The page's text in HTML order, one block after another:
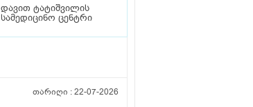
დავით ტატიშვილის
სამედიცინო ცენტრი
თარიღი :22-07-2026